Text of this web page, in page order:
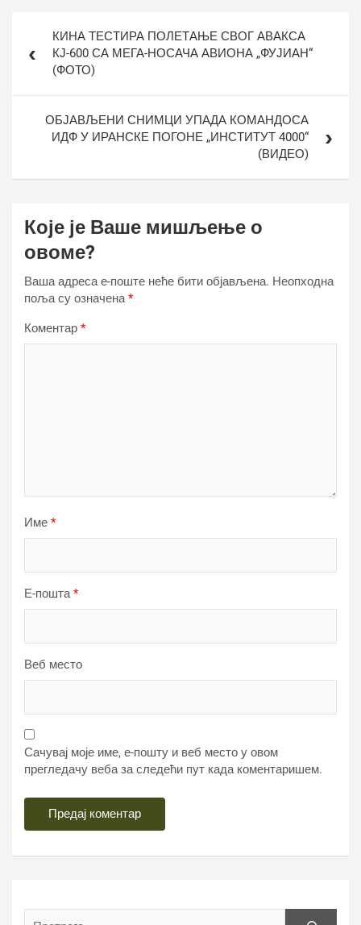
чланкаКИНА ТЕСТИРА ПОЛЕТАЊЕ СВОГ АВАКСА
КЈ-600 СА МЕГА-НОСАЧА АВИОНА „ФУЈИАН“
(ФОТО)
ОБЈАВЉЕНИ СНИМЦИ УПАДА КОМАНДОСА
ИДФ У ИРАНСКЕ ПОГОНЕ „ИНСТИТУТ 4000“
(ВИДЕО)
Које је Ваше мишљење о
овоме?
Ваша адреса е-поште неће бити објављена. Неопходна
поља су означена*
Коментар *
Име *
Е-пошта*
Веб место
Сачувај моје име, е-пошту и веб место у овом
прегледачу веба за следећи пут када коментаришем.